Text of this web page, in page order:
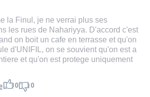
la Finul, je ne verrai plus ses
les rues de Nahariyya. D'accord c'est
on boit un cafe en terrasse et qu'on
d'UNIFIL, on se souvient qu'on est a
et qu'on est protege uniquement
0 0